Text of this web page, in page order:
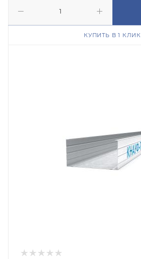
КУПИТЬ В 1 КЛИК